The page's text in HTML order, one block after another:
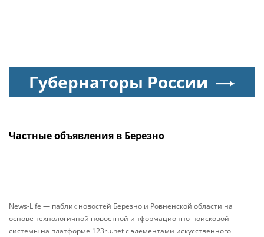
Губернаторы России
Частные объявления в Березно
News-Life — паблик новостей Березно и Ровненской области на
основе технологичной новостной информационно-поисковой
системы на платформе 123ru.net с элементами искусственного